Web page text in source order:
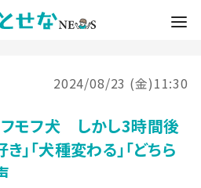
2024/08/23 (金)11:30
モフ犬 しかし3時間後
」「犬種変わる」「どちら